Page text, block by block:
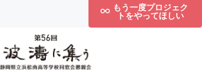
もう一度プロジェク
トをやってほしい